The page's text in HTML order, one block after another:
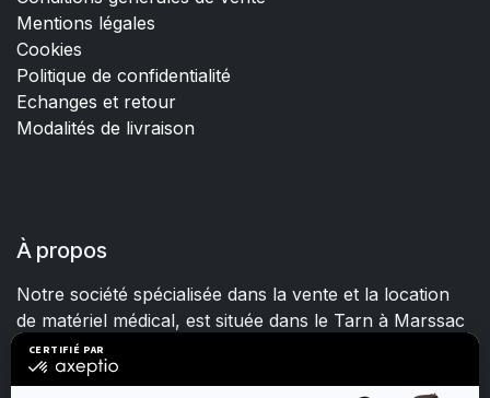
Mentions légales
Cookies
Politique de confidentialité
Echanges et retour
Modalités de livraison
À propos
Notre société spécialisée dans la vente et la location
de matériel médical, est située dans le Tarn à Marssac
sur Tarn.